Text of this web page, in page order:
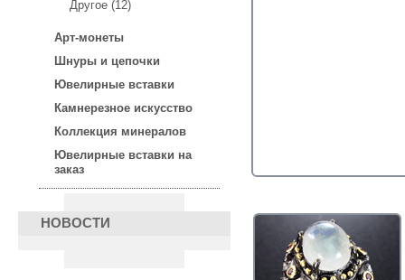
Другое (12)
Арт-монеты
Шнуры и цепочки
Ювелирные вставки
Камнерезное искусство
Коллекция минералов
Ювелирные вставки на
заказ
НОВОСТИ